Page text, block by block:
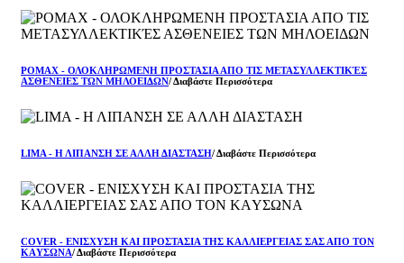
POMAX - ΟΛΟΚΛΗΡΩΜEΝΗ ΠΡΟΣΤΑΣIΑ ΑΠΟ ΤΙΣ ΜΕΤΑΣΥΛΛΕΚΤΙΚΈΣ
ΑΣΘEΝΕΙΕΣ ΤΩΝ ΜΗΛΟΕΙΔΩΝ/ Διαβάστε Περισσότερα
LIMA - Η ΛΙΠΑΝΣΗ ΣΕ ΑΛΛΗ ΔΙΑΣΤΑΣΗ/ Διαβάστε Περισσότερα
COVER - ΕΝΙΣΧΥΣΗ ΚΑΙ ΠΡΟΣΤΑΣIΑ ΤΗΣ ΚΑΛΛΙEΡΓΕΙAΣ ΣΑΣ ΑΠO ΤΟΝ
ΚΑYΣΩΝΑ/ Διαβάστε Περισσότερα